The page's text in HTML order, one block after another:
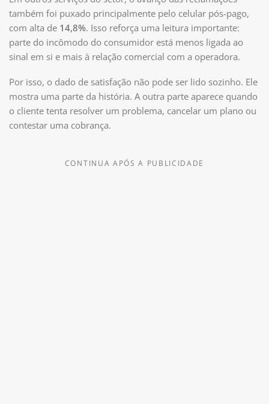
também foi puxado principalmente pelo celular pós-pago,
com alta de 14,8%. Isso reforça uma leitura importante:
parte do incômodo do consumidor está menos ligada ao
sinal em si e mais à relação comercial com a operadora.
Por isso, o dado de satisfação não pode ser lido sozinho. Ele
mostra uma parte da história. A outra parte aparece quando
o cliente tenta resolver um problema, cancelar um plano ou
contestar uma cobrança.
CONTINUA APÓS A PUBLICIDADE